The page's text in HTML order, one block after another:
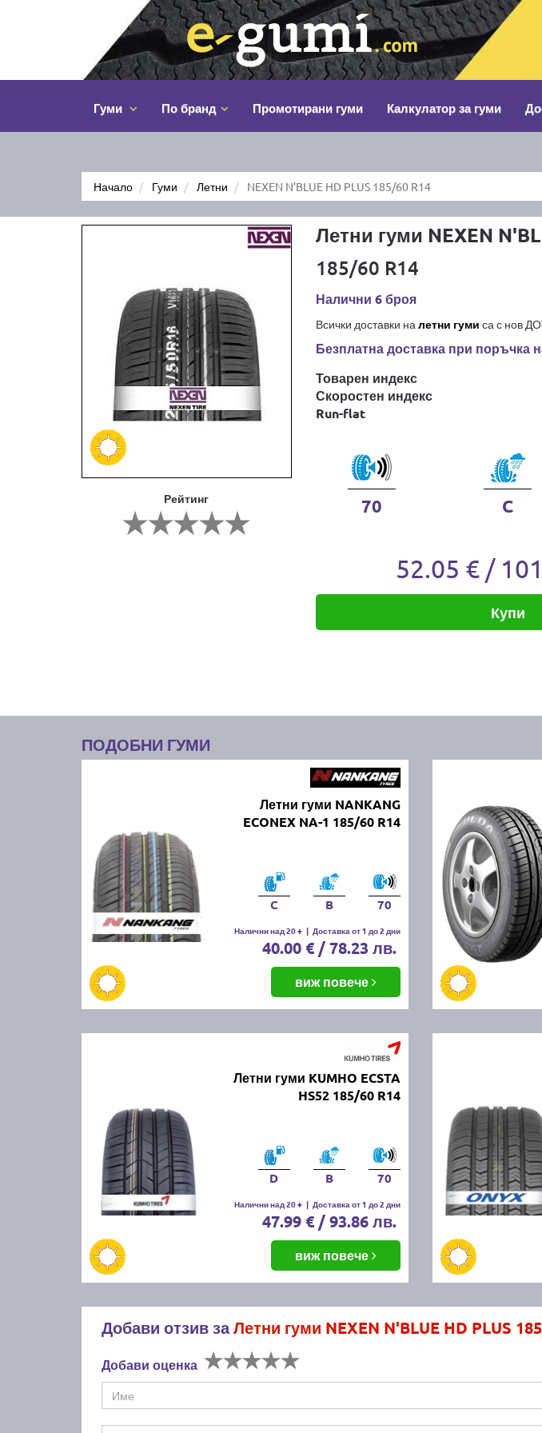
Гуми По бранд Промотирани гуми Калкулатор за гуми
Начало Гуми Летни NEXEN N'BLUE HD PLUS 185/60 R14
Рейтинг
Летни гуми NEXEN
185/60 R14
Налични 6 броя
Всички доставки на летни гуми са с нов
Безплатна доставка при поръчка
Товарен индекс
Скоростен индекс
Run-flat
70 C
52.05 € /
Купи
ПОДОБНИ ГУМИ
Летни гуми NANKANG
ECONEX NA-1 185/60 R14
C B 70
Налични над 20 + | Доставка от 1 до 2 дни
40.00 € / 78.23 лв.
виж повече
Летни гуми KUMHO ECSTA
HS52 185/60 R14
D B 70
Налични над 20 + | Доставка от 1 до 2 дни
47.99 € / 93.86 лв.
виж повече
Добави отзив заЛетни гуми NEXEN N'BLUE HD PLUS
Добави оценка